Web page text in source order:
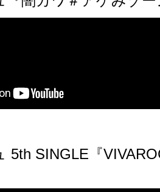
5th SINGLE『